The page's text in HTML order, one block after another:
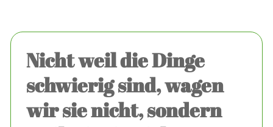
Nicht weil die Dinge
schwierig sind, wagen
wir sie nicht, sondern